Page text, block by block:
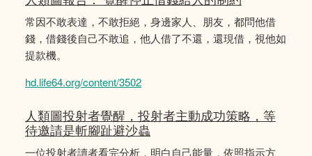
常因不敢表達，不敢拒絕，身邊家人、朋友，都問他借
錢，借錢後自己不敢追，他人借了不還，還現借，視他如
提款機。
hd.life64.org/content/3502
人類圖投射者覺醒，投射者主動成功策略，等
待邀請是斬腳趾避沙蟲
一位投射者讀者看完分析，明白自己能量，依照指示方